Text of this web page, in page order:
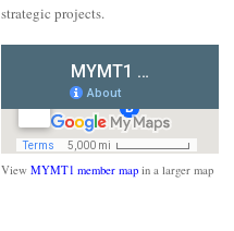
strategic projects.
View MYMT1 member map in a larger map